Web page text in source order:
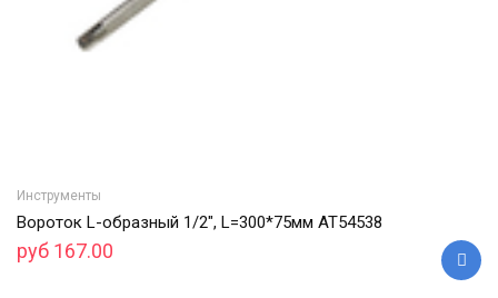
Инструменты
Вороток L-образный 1/2", L=300*75мм АТ54538
руб 167.00